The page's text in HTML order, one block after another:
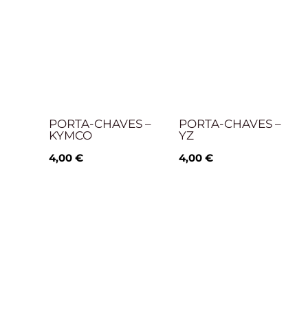
PORTA-CHAVES –
KYMCO
4,00 €
PORTA-CHAVES –
YZ
4,00 €